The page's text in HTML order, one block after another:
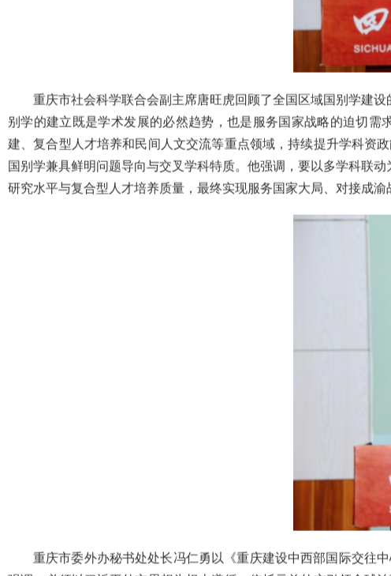
重庆市社会科学联合会副主席唐旺虎回顾了全国区域国别学建
别学的建立既是学术发展的必然趋势，也是服务国家战略的迫切
建、复合型人才培养和民间人文交流等重点领域，持续提升学科资
国别学兼具鲜明问题导向与交叉学科特质。他强调，要以多学科联
研究水平与复合型人才培养质量，最终实现服务国家大局、对接成渝
重庆市委外办秘书处处长冯仁勇以《重庆建设中西部国际交往